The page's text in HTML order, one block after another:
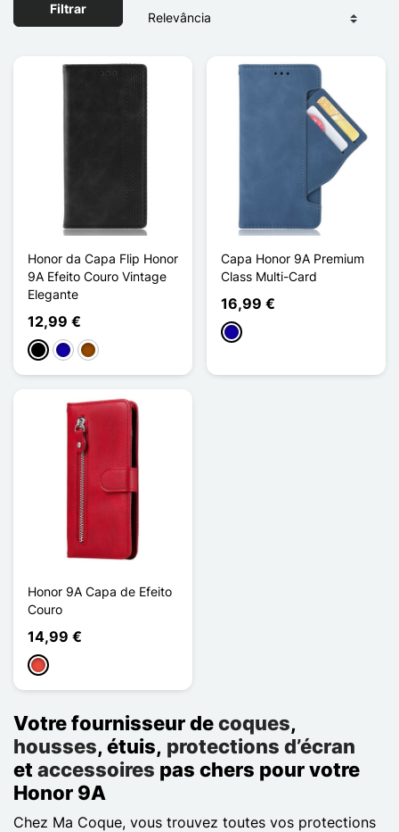
Filtrar
Honor da Capa Flip Honor
9A Efeito Couro Vintage
Elegante
12,99 €
PretoAzul Escuro
Castanho
Capa Honor 9A Premium
Class Multi-Card
16,99 €
Azul Escuro
Honor 9A Capa de Efeito
Couro
14,99 €
Vermelho
Votre fournisseur decoques,
housses, étuis, protections d’écran
et accessoires pas chers pour votre
Honor 9A
Chez Ma Coque, vous trouvez toutes vos protections